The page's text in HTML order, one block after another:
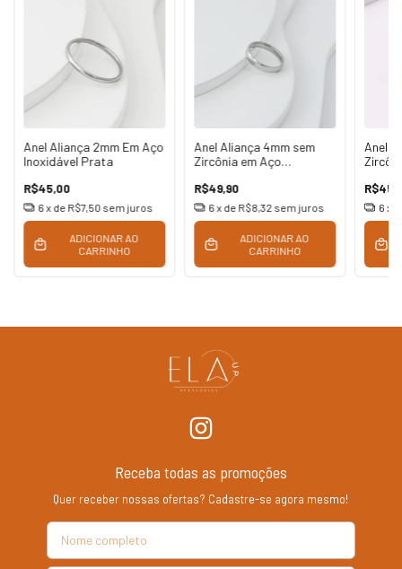
Anel Aliança 2mm Em Aço
Inoxidável Prata
R$45,00
6x de R$7,50 sem juros
ADICIONAR AO
CARRINHO
Anel Aliança 4mm sem
Zircônia em Aço
R$49,90
6x de R$8,32 sem juros
ADICIONAR AO
CARRINHO
Anel
6 x
Receba todas as promoções
Quer receber nossas ofertas? Cadastre-se agora mesmo!